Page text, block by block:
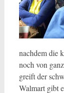
nachdem die
noch von
greift der
Walmart gibt